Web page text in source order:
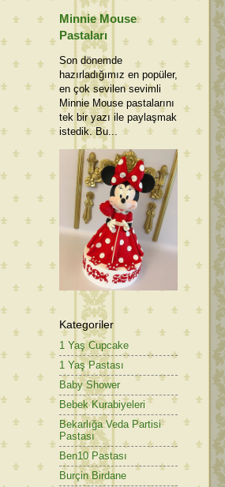
Minnie Mouse
Pastaları
Son dönemde
hazırladığımız en popüler,
en çok sevilen sevimli
Minnie Mouse pastalarını
tek bir yazı ile paylaşmak
istedik. Bu...
Kategoriler
1 Yaş Cupcake
1 Yaş Pastası
Baby Shower
Bebek Kurabiyeleri
Bekarlığa Veda Partisi
Pastası
Ben10 Pastası
Burçin Birdane